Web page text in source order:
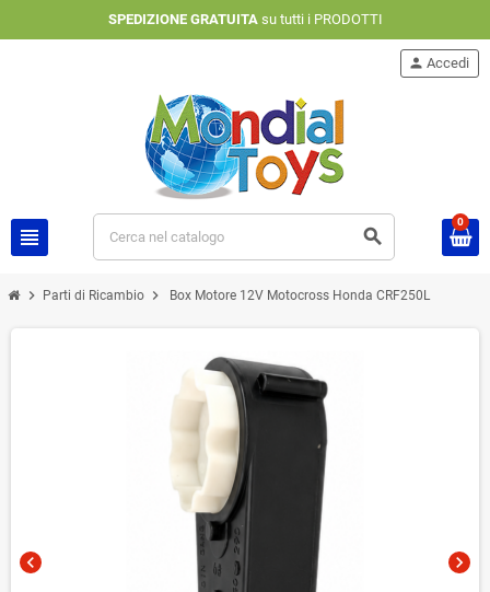
SPEDIZIONE GRATUITAsu tutti i PRODOTTI
view_headline search
person Accedi
0
chevron_right Parti di Ricambio chevron_right Box Motore 12V Motocross Honda CRF250L
chevron_left chevron_right